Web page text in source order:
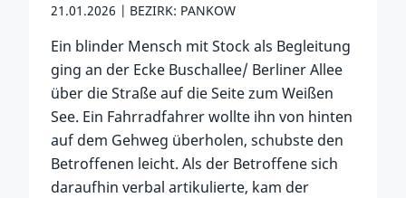
21.01.2026 BEZIRK: PANKOW
Ein blinder Mensch mit Stock als Begleitung
ging an der Ecke Buschallee/ Berliner Allee
über die Straße auf die Seite zum Weißen
See. Ein Fahrradfahrer wollte ihn von hinten
auf dem Gehweg überholen, schubste den
Betroffenen leicht. Als der Betroffene sich
daraufhin verbal artikulierte, kam der